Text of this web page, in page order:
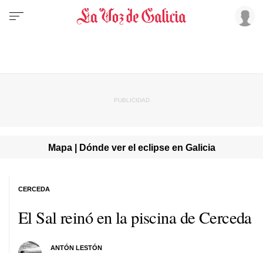
Mapa | Dónde ver el eclipse en Galicia
El Sal reinó en la piscina de Cerceda
ANTÓN LESTÓN
CERCEDA